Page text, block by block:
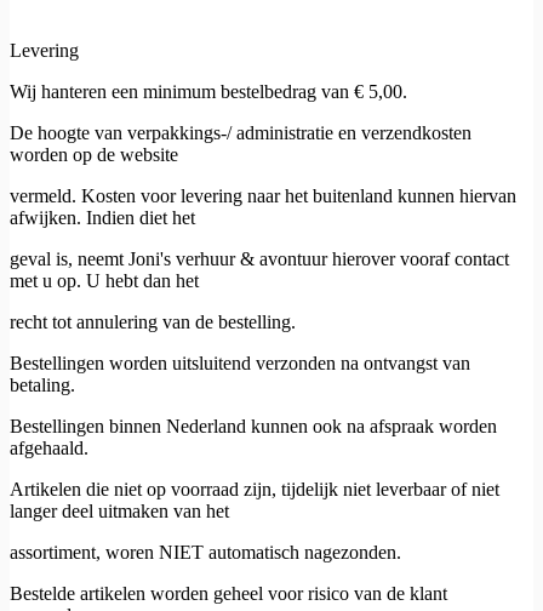
Levering
Wij hanteren een minimum bestelbedrag van € 5,00.
De hoogte van verpakkings-/ administratie en verzendkosten
worden op de website
vermeld. Kosten voor levering naar het buitenland kunnen hiervan
afwijken. Indien diet het
geval is, neemt Joni's verhuur & avontuur hierover vooraf contact
met u op. U hebt dan het
recht tot annulering van de bestelling.
Bestellingen worden uitsluitend verzonden na ontvangst van
betaling.
Bestellingen binnen Nederland kunnen ook na afspraak worden
afgehaald.
Artikelen die niet op voorraad zijn, tijdelijk niet leverbaar of niet
langer deel uitmaken van het
assortiment, woren NIET automatisch nagezonden.
Bestelde artikelen worden geheel voor risico van de klant